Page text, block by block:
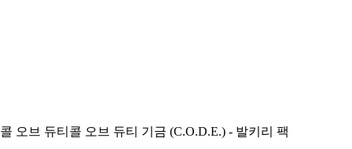
콜 오브 듀티 콜 오브 듀티 기금 (C.O.D.E.) - 발키리 팩